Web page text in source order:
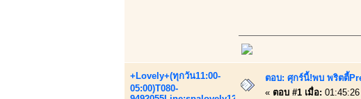
+Lovely+(ทุกวัน11:00-
05:00)T080-
ตอบ: ศุกร์นี้!พบ พริตตี้
« ตอบ #1 เมื่อ: